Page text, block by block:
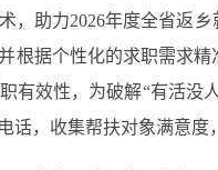
，助力2026年度全省返
根据个性化的求职需求精
有效性，为破解“有活没
，收集帮扶对象满意度